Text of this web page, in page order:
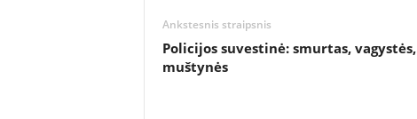
Ankstesnis straipsnis
Policijos suvestinė: smurtas, vagystės,
muštynės